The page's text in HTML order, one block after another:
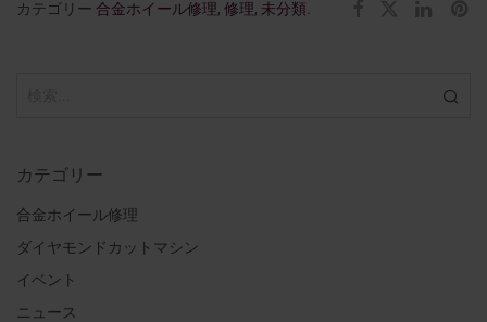
カテゴリー 合金ホイール修理, 修理, 未分類
カテゴリー
合金ホイール修理
ダイヤモンドカットマシン
イベント
ニュース